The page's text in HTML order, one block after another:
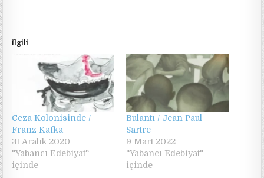
İlgili
Ceza Kolonisinde /
Franz Kafka
31 Aralık 2020
"Yabancı Edebiyat"
içinde
Bulantı / Jean Paul
Sartre
9 Mart 2022
"Yabancı Edebiyat"
içinde